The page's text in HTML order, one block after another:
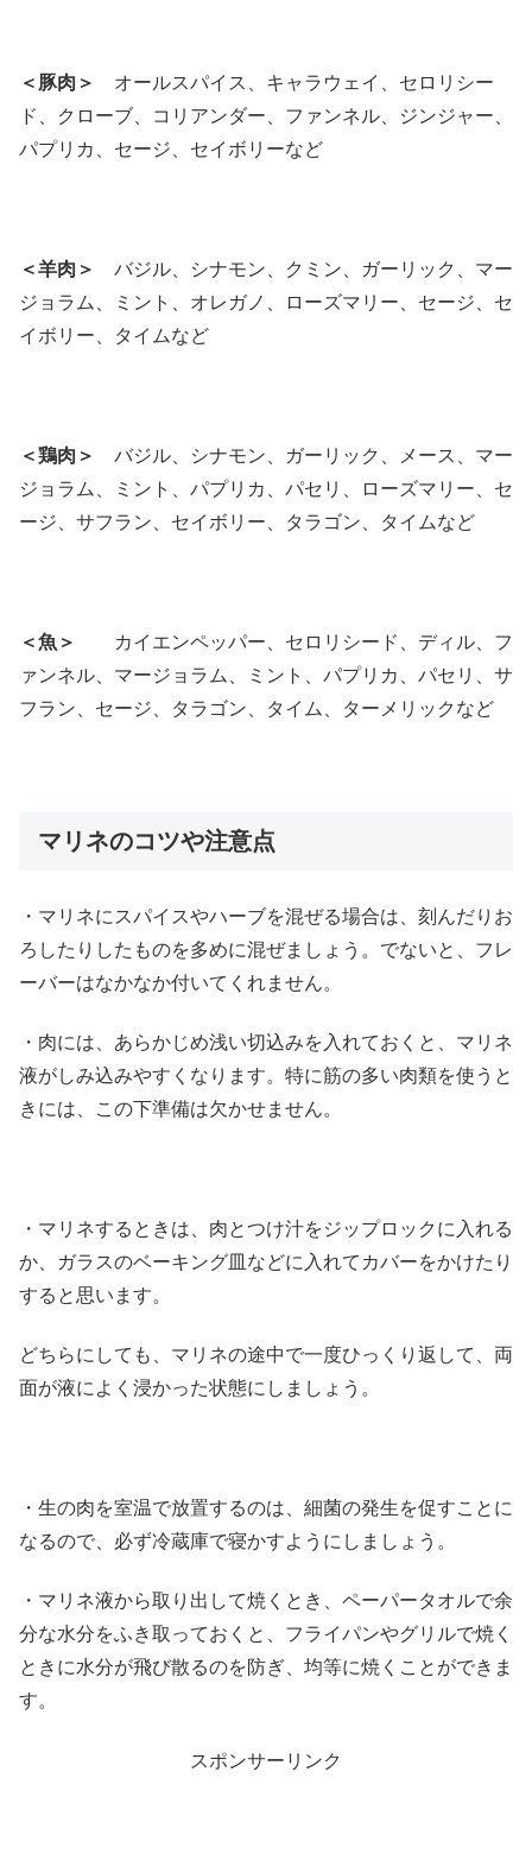
＜豚肉＞
オールスパイス、キャラウェイ、セロリシー
ド、クローブ、コリアンダー、ファンネル、ジンジャー、
パプリカ、セージ、セイボリーなど
＜羊肉＞
バジル、シナモン、クミン、ガーリック、マー
ジョラム、ミント、オレガノ、ローズマリー、セージ、セ
イボリー、タイムなど
＜鶏肉＞
バジル、シナモン、ガーリック、メース、マー
ジョラム、ミント、パプリカ、パセリ、ローズマリー、セ
ージ、サフラン、セイボリー、タラゴン、タイムなど
＜魚＞
カイエンペッパー、セロリシード、ディル、フ
ァンネル、マージョラム、ミント、パプリカ、パセリ、サ
フラン、セージ、タラゴン、タイム、ターメリックなど
マリネのコツや注意点
・マリネにスパイスやハーブを混ぜる場合は、刻んだりお
ろしたりしたものを多めに混ぜましょう。でないと、フレ
ーバーはなかなか付いてくれません。
・肉には、あらかじめ浅い切込みを入れておくと、マリネ
液がしみ込みやすくなります。特に筋の多い肉類を使うと
きには、この下準備は欠かせません。
・マリネするときは、肉とつけ汁をジップロックに入れる
か、ガラスのベーキング皿などに入れてカバーをかけたり
すると思います。
どちらにしても、マリネの途中で一度ひっくり返して、両
面が液によく浸かった状態にしましょう。
・生の肉を室温で放置するのは、細菌の発生を促すことに
なるので、必ず冷蔵庫で寝かすようにしましょう。
・マリネ液から取り出して焼くとき、ペーパータオルで余
分な水分をふき取っておくと、フライパンやグリルで焼く
ときに水分が飛び散るのを防ぎ、均等に焼くことができま
す。
スポンサーリンク